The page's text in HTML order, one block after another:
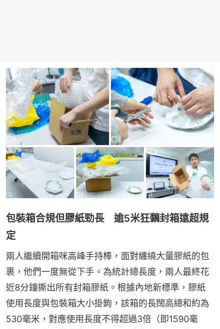
包裝箱合規但膠紙勁長 逾5米狂黐封箱遠超規
定
兩人繼續開箱咪高峰手持棒，面對纏繞大量膠紙的包
裹，他們一度無從下手。為統計總長度，兩人最終花
近8分鐘撕出所有封箱膠紙。根據內地新標準，膠紙
使用長度與包裝箱大小掛鉤，該箱的長闊高總和約為
530毫米，對應使用長度不得超過3倍（即1590毫